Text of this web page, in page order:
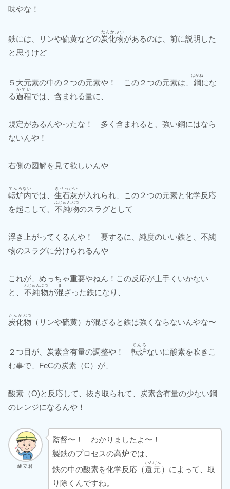
味やな！
鉄には、リンや硫黄などの炭化物
たんかぶつ
があるのは、前に説明した
と思うけど
５大元素の中の２つの元素や！ この２つの元素は、 鋼
はがね
にな
る過程
かてい
では、含まれる量に、
規定があるんやったな！ 多く含まれると、強い鋼にはなら
ないんや！
右側の図解を見て欲しいんや
転炉内
てんろない
では、 生石灰
きせっかい
が入れられ、この２つの元素と化学反応
を起こして、 不純物
ふじゅんぶつ
のスラグとして
浮き上がってくるんや！ 要するに、純度のいい鉄と、不純
物のスラグに分けられるんや
これが、めっちゃ重要やねん！この反応が上手くいかない
と、 不純物
ふじゅんぶつ
が混
ま
ざった鉄になり、
炭化物
たんかぶつ
（リンや硫黄）が混ざると鉄は強くならないんやな〜
２つ目が、炭素含有量の調整や！ 転炉
てんろ
ないに酸素を吹きこ
む事で、FeCの炭素（C）が、
酸素（O)と反応して、抜き取られて、炭素含有量の少ない鋼
のレンジになるんや！
組立君
監督〜！ わかりましたよ〜！
製鉄のプロセスの高炉では、
鉄の中の酸素を化学反応（還元
かんげん
）によって、取
り除くんですね。